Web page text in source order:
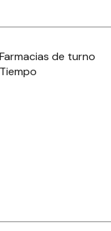
Farmacias de turno
Tiempo